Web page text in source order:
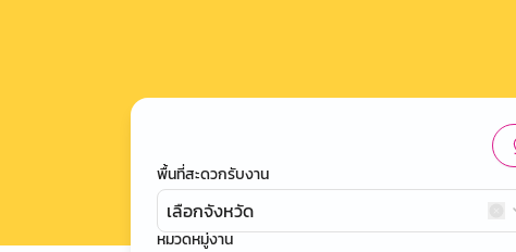
พื้นที่สะดวกรับงาน
เลือกจังหวัด
หมวดหมู่งาน